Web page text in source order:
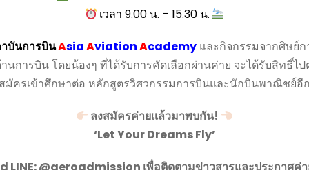
เวลา 9.00 น. – 15.30 น.
บันการบินAsiaAviationAcademyและกิจกรรมจากศิษย์
การบิน โดยน้องๆ ที่ได้รับการคัดเลือกผ่านค่าย จะได้รับสิทธิ์
มัครเข้าศึกษาต่อ หลักสูตรวิศวกรรมการบินและนักบินพาณิชย์อี
ลงสมัครค่ายเเล้วมาพบกัน!
‘Let Your Dreams Fly’